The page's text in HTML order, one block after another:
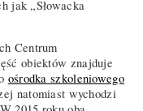
jak „Słowacka
Centrum
obiektów znajduje
ośrodka szkoleniowego
natomiast wychodzi